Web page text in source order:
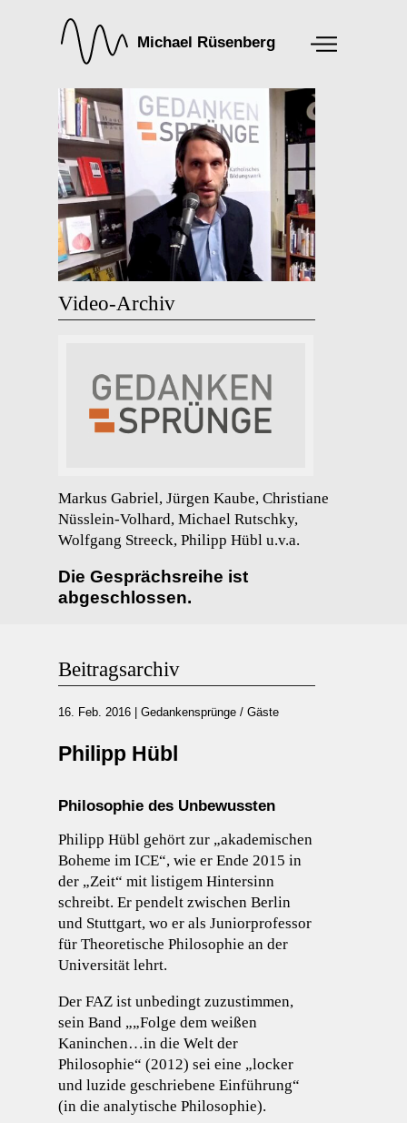
Video-Archiv
Markus Gabriel, Jürgen Kaube, Christiane
Nüsslein-Volhard, Michael Rutschky,
Wolfgang Streeck, Philipp Hübl u.v.a.
Die Gesprächsreihe ist
abgeschlossen.
Beitragsarchiv
16. Feb. 2016 Gedankensprünge / Gäste
Philipp Hübl
Philosophie des Unbewussten
Philipp Hübl gehört zur „akademischen
Boheme im ICE“, wie er Ende 2015 in
der „Zeit“ mit listigem Hintersinn
schreibt. Er pendelt zwischen Berlin
und Stuttgart, wo er als Juniorprofessor
für Theoretische Philosophie an der
Universität lehrt.
Der FAZ ist unbedingt zuzustimmen,
sein Band „„Folge dem weißen
Kaninchen…in die Welt der
Philosophie“ (2012) sei eine „locker
und luzide geschriebene Einführung“
(in die analytische Philosophie).